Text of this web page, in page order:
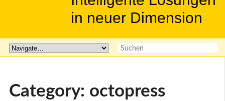
in neuer Dimension
Category: octopress